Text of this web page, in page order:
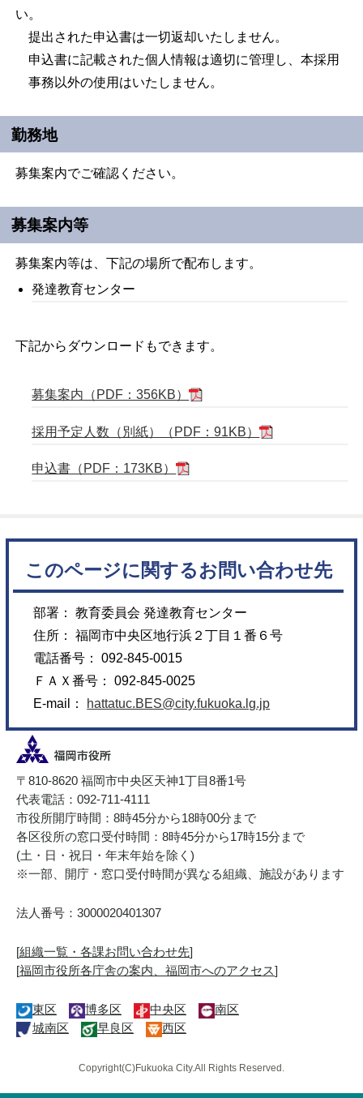
い。
提出された申込書は一切返却いたしません。
申込書に記載された個人情報は適切に管理し、本採用
事務以外の使用はいたしません。
勤務地
募集案内でご確認ください。
募集案内等
募集案内等は、下記の場所で配布します。
発達教育センター
下記からダウンロードもできます。
募集案内（PDF：356KB）
採用予定人数（別紙）（PDF：91KB）
申込書（PDF：173KB）
このページに関するお問い合わせ先
部署： 教育委員会 発達教育センター
住所： 福岡市中央区地行浜２丁目１番６号
電話番号： 092-845-0015
ＦＡＸ番号： 092-845-0025
E-mail：
hattatuc.BES@city.fukuoka.lg.jp
〒810-8620 福岡市中央区天神1丁目8番1号
代表電話：092-711-4111
市役所開庁時間：8時45分から18時00分まで
各区役所の窓口受付時間：8時45分から17時15分まで
(土・日・祝日・年末年始を除く)
※一部、開庁・窓口受付時間が異なる組織、施設があります
法人番号：3000020401307
[組織一覧・各課お問い合わせ先]
[福岡市役所各庁舎の案内、福岡市へのアクセス]
東区 博多区 中央区
南区
城南区
早良区 西区
Copyright(C)Fukuoka City.All Rights Reserved.